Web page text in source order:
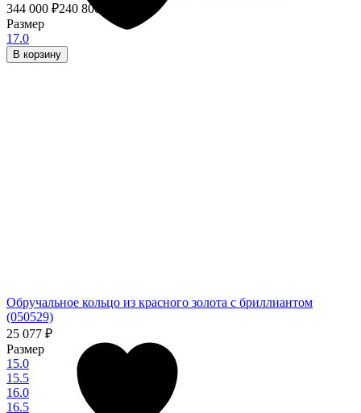
344 000 ₽240 800
Размер
17.0
В корзину
Обручальное кольцо из красного золота с бриллиантом
(050529)
25 077 ₽
Размер
15.0
15.5
16.0
16.5